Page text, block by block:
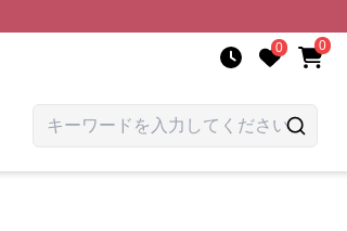
0 0